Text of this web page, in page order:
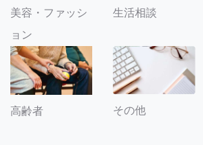
美容・ファッシ
ョン
生活相談
高齢者 その他